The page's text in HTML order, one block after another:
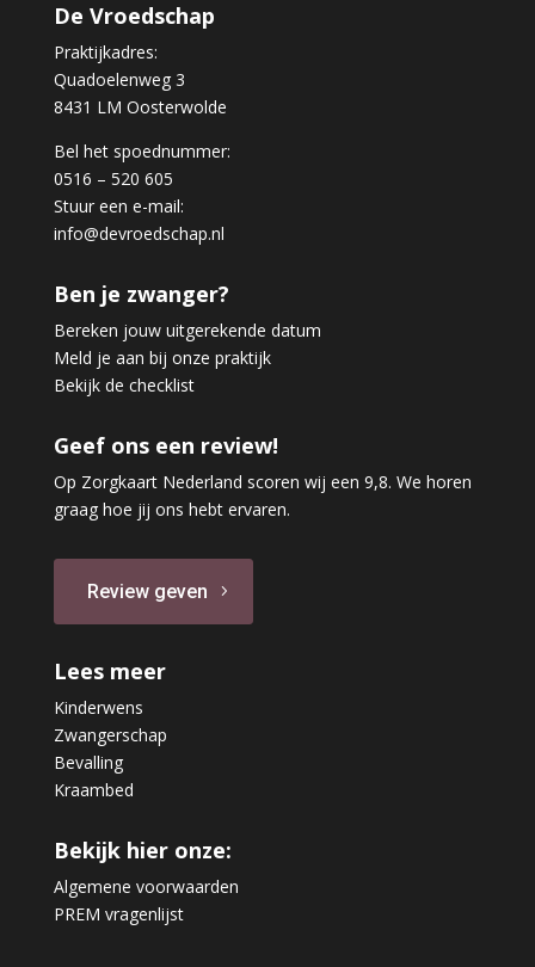
De Vroedschap
Praktijkadres:
Quadoelenweg 3
8431 LM Oosterwolde
Bel het spoednummer:
0516 – 520 605
Stuur een e-mail:
info@devroedschap.nl
Ben je zwanger?
Bereken jouw uitgerekende datum
Meld je aan bij onze praktijk
Bekijk de checklist
Geef ons een review!
Op Zorgkaart Nederland scoren wij een 9,8. We horen
graag hoe jij ons hebt ervaren.
Review geven
Lees meer
Kinderwens
Zwangerschap
Bevalling
Kraambed
Bekijk hier onze:
Algemene voorwaarden
PREM vragenlijst